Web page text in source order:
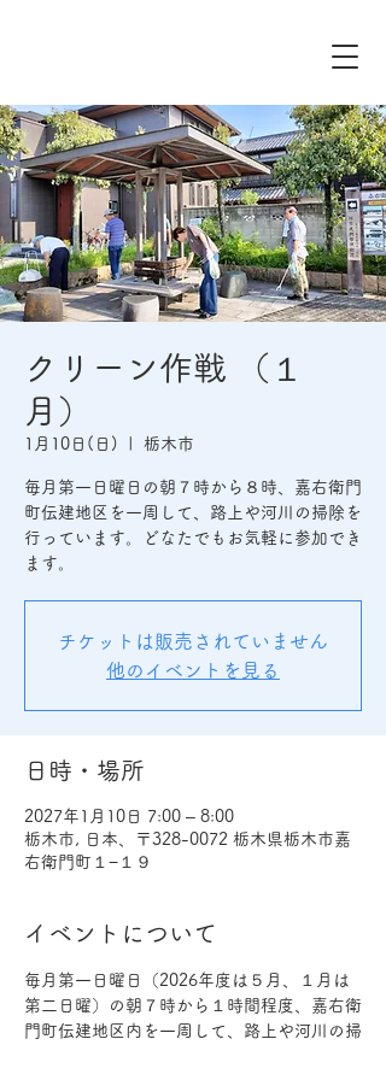
クリーン作戦 （１
月）
1月10日(日) 栃木市
毎月第一日曜日の朝７時から８時、嘉右衛門
町伝建地区を一周して、路上や河川の掃除を
行っています。どなたでもお気軽に参加でき
ます。
チケットは販売されていません
他のイベントを見る
日時・場所
2027年1月10日 7:00 – 8:00
栃木市, 日本、〒328-0072 栃木県栃木市嘉
右衛門町１−１９
イベントについて
毎月第一日曜日（2026年度は５月、１月は
第二日曜）の朝７時から１時間程度、嘉右衛
門町伝建地区内を一周して、路上や河川の掃